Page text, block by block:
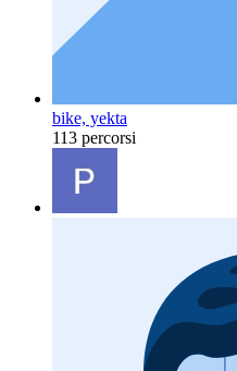
bike, yekta
113 percorsi